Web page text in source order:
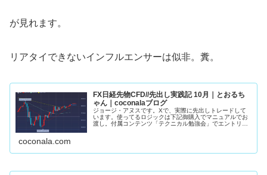
が見れます。
リアタイできないインフルエンサーは似非。糞。
FX日経先物CFD//先出し実践記 10月｜とおるち
ゃん｜coconalaブログ
ジョージ・アヌスです。Xで、実際に先出しトレードして
います。使ってるロジックは下記御購入でマニュアルでお
渡し。付属コンテンツ「テクニカル勉強会」でエントリー
coconala.com